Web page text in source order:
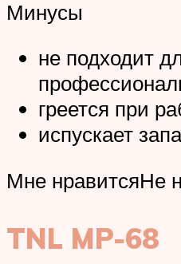
Минусы
не подходит
греется при
испускает
Мне нравитсяНе
TNL MP-68